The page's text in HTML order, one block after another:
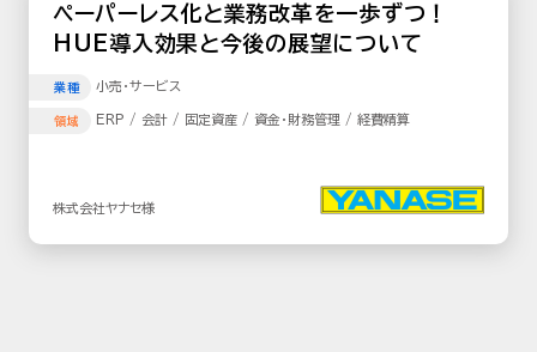
ペーパーレス化と業務改革を一歩ずつ！
HUE導入効果と今後の展望について
業種 小売･サービス
領域 ERP / 会計 / 固定資産 / 資金・財務管理 / 経費精算
株式会社ヤナセ様